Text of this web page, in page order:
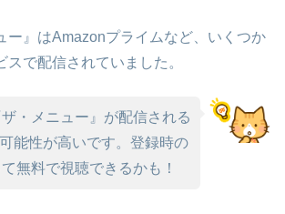
ー』はAmazonプライムなど、いくつか
スで配信されていました。
・メニュー』が配信される
能性が高いです。登録時の
無料で視聴できるかも！